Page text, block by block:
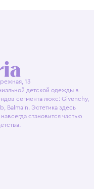
13
детской одежды в
сегмента люкс: Givenchy,
Balmain. Эстетика здесь
становится частью